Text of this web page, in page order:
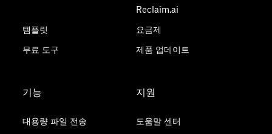
템플릿
무료 도구
Reclaim.ai
요금제
제품 업데이트
기능
대용량 파일 전송
지원
도움말 센터